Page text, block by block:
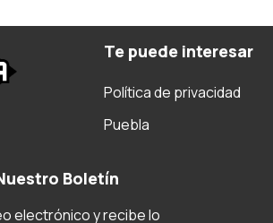
Te puede interesar
Política de privacidad
Puebla
Boletín
electrónico y recibe lo